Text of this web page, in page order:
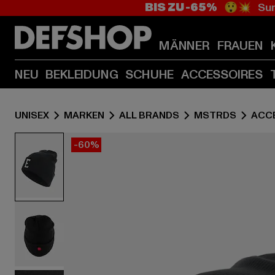
BIS ZU -65% 😲💥
MÄNNER FRAUEN
NEU BEKLEIDUNG SCHUHE ACCESSOIRES
UNISEX MARKEN ALL BRANDS MSTRDS
-60%